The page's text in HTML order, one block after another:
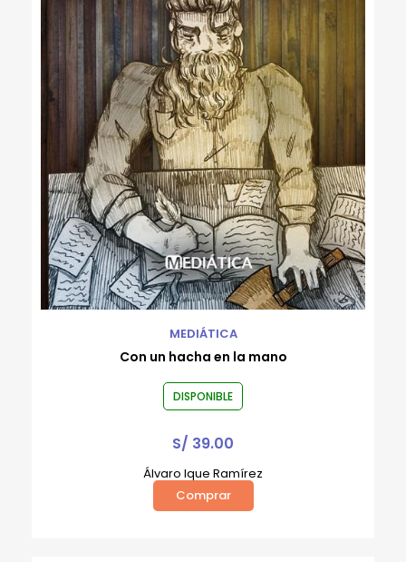
MEDIÁTICA
Con un hacha en la mano
DISPONIBLE
S/ 39.00
Álvaro Ique Ramírez
Comprar